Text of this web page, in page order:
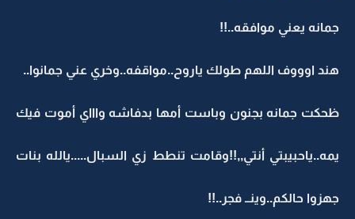
جمانه يعني موافقه..!!
هند اوووف اللهم طولك ياروح..مواقفه..وخري عني جمانوا..
ظحكت جمانه بجنون وباست أمها بدفاشه واااي أموت فيك
يمه..ياحبيبتي أنتي,,!!وقامت تنطط زي السبال.....يالله بنات
جهزوا حالكم..وينــ فجر..!!